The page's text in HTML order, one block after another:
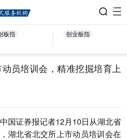
板指 创业板指
员培训会，精准挖掘培育上
国证券报记者12月10日从湖北省
湖北省北交所上市动员培训会在